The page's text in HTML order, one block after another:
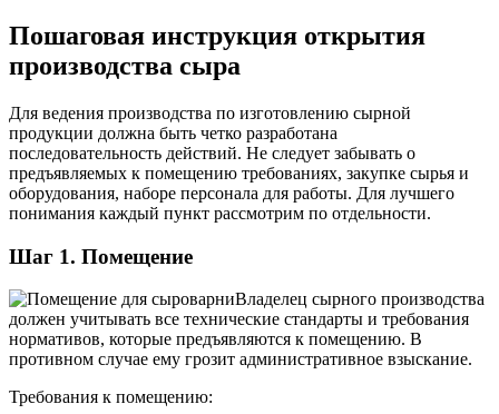
Пошаговая инструкция открытия
производства сыра
Для ведения производства по изготовлению сырной
продукции должна быть четко разработана
последовательность действий. Не следует забывать о
предъявляемых к помещению требованиях, закупке сырья и
оборудования, наборе персонала для работы. Для лучшего
понимания каждый пункт рассмотрим по отдельности.
Шаг 1. Помещение
Владелец сырного производства
должен учитывать все технические стандарты и требования
нормативов, которые предъявляются к помещению. В
противном случае ему грозит административное взыскание.
Требования к помещению: